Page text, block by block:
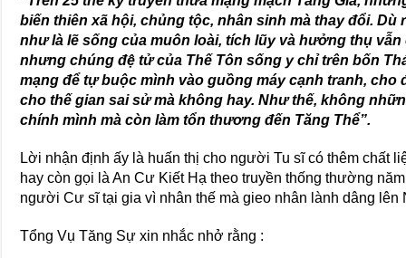
biến thiên xã hội, chủng tộc, nhân sinh mà thay đổi.
như là lẽ sống của muôn loài, tích lũy và hưởng thụ
nhưng chúng đệ tử của Thế Tôn sống y chỉ trên bốn
mạng để tự buộc mình vào guồng máy cạnh tranh,
cho thế gian sai sử mà không hay. Như thế, không
chính mình mà còn làm tổn thương đến Tăng Thể”.
Lời nhận định ấy là huấn thị cho người Tu sĩ có thêm chất
hay còn gọi là An Cư Kiết Hạ theo truyền thống thường
người Cư sĩ tại gia vì nhân thế mà gieo nhân lành dâng lên
Tổng Vụ Tăng Sự xin nhắc nhở rằng :